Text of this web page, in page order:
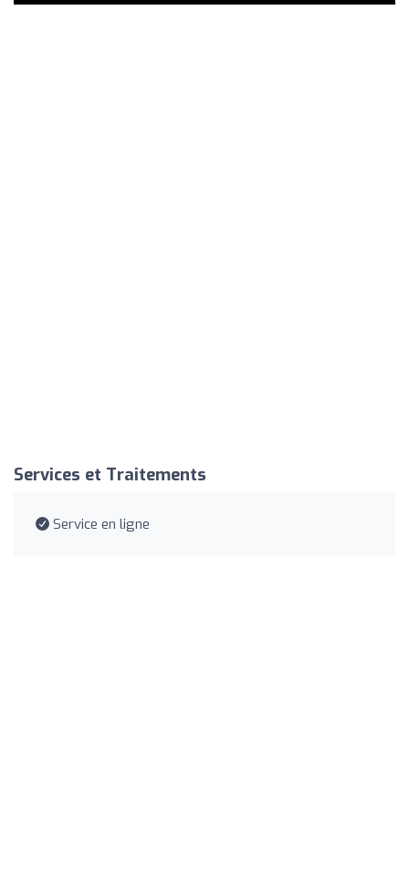
Services et Traitements
Service en ligne